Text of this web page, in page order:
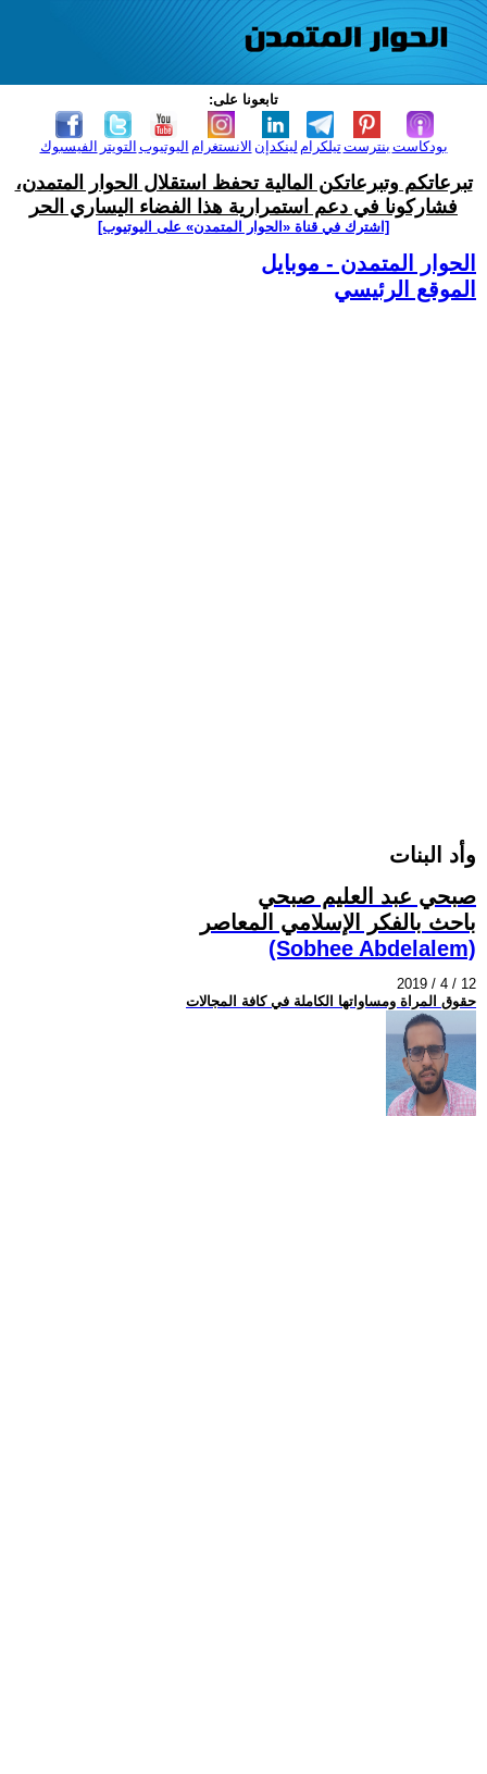
تابعونا على:
الفيسبوك التويتر اليوتيوب الانستغرام لينكدإن تيلكرامبنترست بودكاست
تبرعاتكم وتبرعاتكن المالية تحفظ استقلال الحوار المتمدن،
فشاركونا في دعم استمرارية هذا الفضاء اليساري الحر
[اشترك في قناة ‫«الحوار المتمدن» على اليوتيوب]
الحوار المتمدن - موبايل
الموقع الرئيسي
وأد البنات
صبحي عبد العليم صبحي
باحث بالفكر الإسلامي المعاصر
(Sobhee Abdelalem)
2019 / 4 / 12
حقوق المراة ومساواتها الكاملة في كافة المجالات